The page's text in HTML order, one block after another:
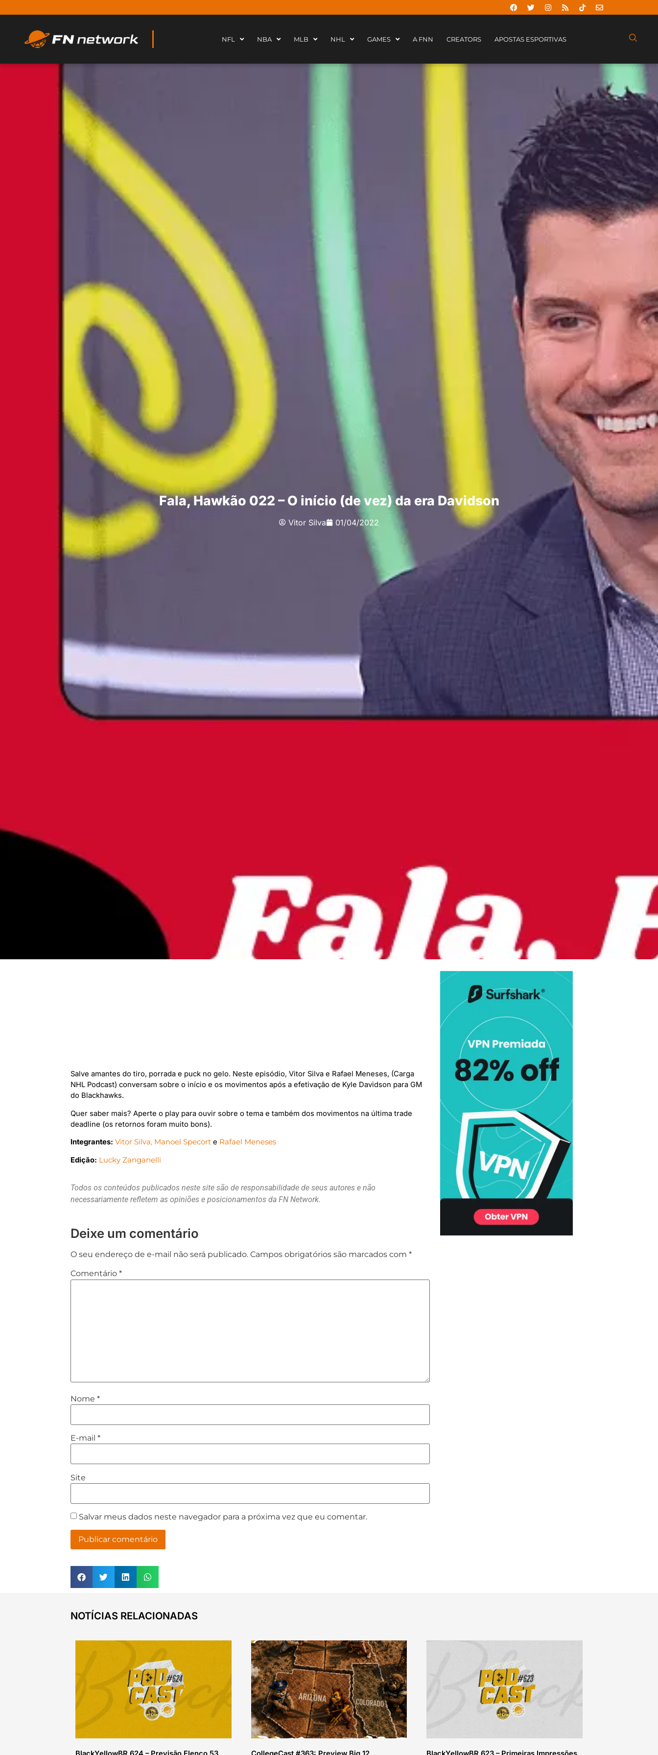
NFL NBA MLB NHL GAMES A FNN CREATORS APOSTAS ESPORTIVAS
Fala, Hawkão 022 – O início (de vez) da era Davidson
Vitor Silva 01/04/2022
Salve amantes do tiro, porrada e puck no gelo. Neste episódio, Vitor Silva e Rafael Meneses, (Carga
NHL Podcast) conversam sobre o início e os movimentos após a efetivação de Kyle Davidson para GM
do Blackhawks.
Quer saber mais? Aperte o play para ouvir sobre o tema e também dos movimentos na última trade
deadline (os retornos foram muito bons).
Integrantes: Vitor Silva, Manoel Specort e Rafael Meneses
Edição: Lucky Zanganelli
Todos os conteúdos publicados neste site são de responsabilidade de seus autores e não
necessariamente refletem as opiniões e posicionamentos da FN Network.
Deixe um comentário
O seu endereço de e-mail não será publicado. Campos obrigatórios são marcados com*
Comentário*
Nome*
E-mail*
Site
Salvar meus dados neste navegador para a próxima vez que eu comentar.
NOTÍCIAS RELACIONADAS